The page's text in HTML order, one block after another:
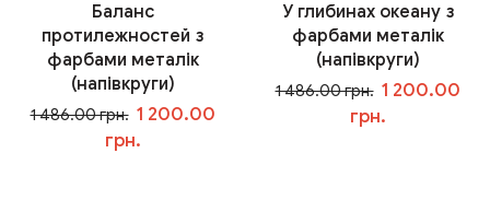
Баланс
протилежностей з
фарбами металік
(напівкруги)
1 486.00 грн. 1 200.00
грн.
У глибинах океану з
фарбами металік
(напівкруги)
1 486.00 грн. 1 200.00
грн.